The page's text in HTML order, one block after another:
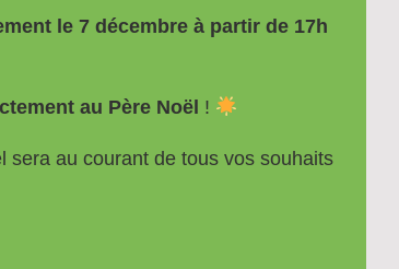
le 7 décembre à partir de 17h
au Père Noël !
sera au courant de tous vos souhaits